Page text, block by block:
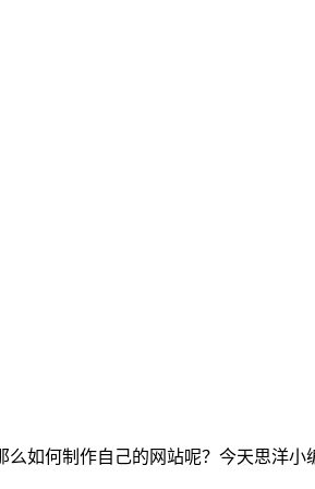
如何制作自己的网站呢？今天思洋小